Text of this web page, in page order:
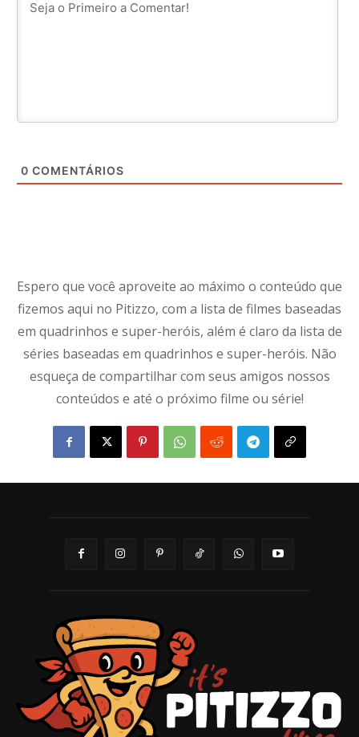
0 COMENTÁRIOS
Espero que você aproveite ao máximo o conteúdo que
fizemos aqui no Pitizzo, com a lista de filmes baseadas
em quadrinhos e super-heróis, além é claro da lista de
séries baseadas em quadrinhos e super-heróis. Não
esqueça de compartilhar com seus amigos nossos
conteúdos e até o próximo filme ou série!